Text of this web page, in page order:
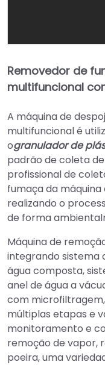
Removedor de
multifuncional
A máquina de
multifuncional é
ogranulador de
padrão de coleta
profissional de
fumaça da máquina
realizando o
de forma
Máquina de
integrando sistema
água composta,
anel de água a
com
múltiplas etapas e
monitoramento e
remoção de vapor,
poeira, uma